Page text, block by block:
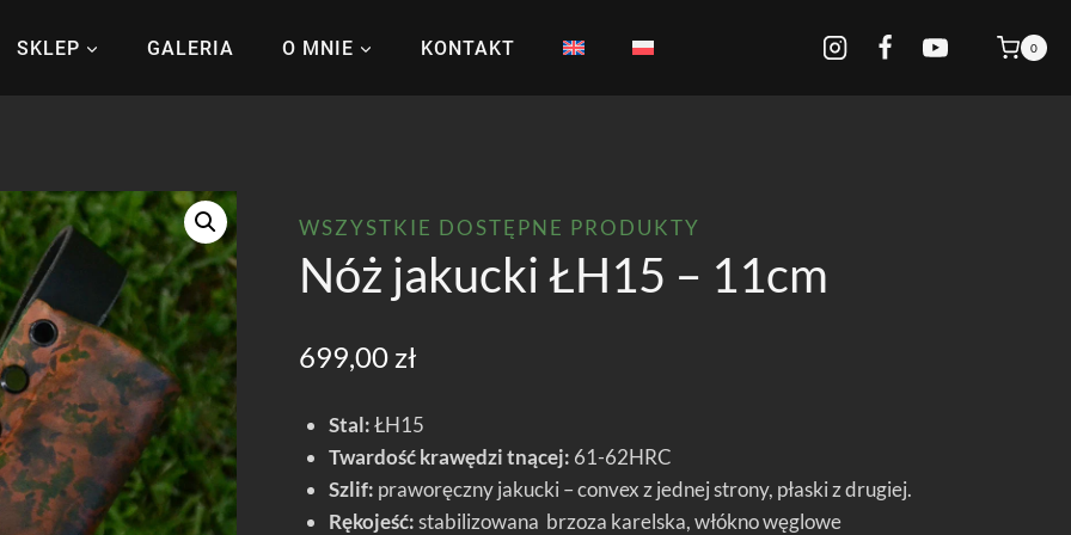
SKLEP GALERIA O MNIE KONTAKT 0
WSZYSTKIE DOSTĘPNE PRODUKTY
Nóż jakucki ŁH15 – 11cm
699,00 zł
Stal:ŁH15
Twardość krawędzi tnącej: 61-62HRC
Szlif: praworęczny jakucki – convex z jednej strony, płaski z drugiej.
Rękojeść:stabilizowana brzoza karelska, włókno węglowe